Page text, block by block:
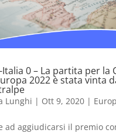
Italia 0 – La partita per la
2022 è stata vinta
Lunghi | Ott 9, 2020|
ad aggiudicarsi il premio